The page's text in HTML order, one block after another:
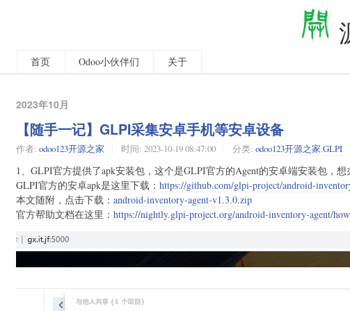
首页 Odoo小伙伴们 关于
2023年10月
【随手一记】GLPI采集安卓手机等安卓设备
作者:odoo123开源之家 时间:2023-10-19 08:47:00 分类:odoo123开源之家,GLPI
1、GLPI官方提供了apk安装包，这个是GLPI官方的Agent的安卓端安装包，想
GLPI官方的安卓apk是这里下载：https://github.com/glpi-project/android-
本文随附，点击下载：android-inventory-agent-v1.3.0.zip
官方帮助文档在这里：https://nightly.glpi-project.org/android-inventory-agent/